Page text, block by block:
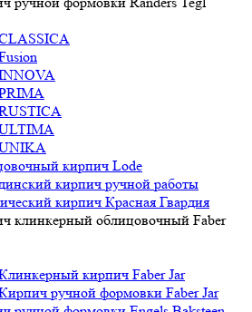
кирпич Lode
кирпич ручной работы
кирпич Красная Гвардия
клинкерный облицовочный Faber
кирпич Faber Jar
ручной формовки Faber Jar